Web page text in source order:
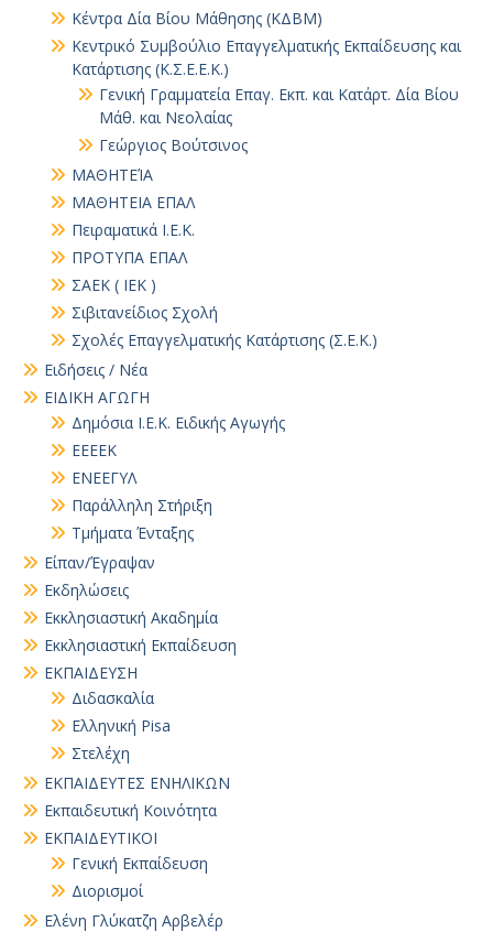
Κέντρα Δία Βίου Μάθησης (ΚΔΒΜ)
Κεντρικό Συμβούλιο Επαγγελματικής Εκπαίδευσης και
Κατάρτισης (Κ.Σ.Ε.Ε.Κ.)
Γενική Γραμματεία Επαγ. Εκπ. και Κατάρτ. Δία Βίου
Μάθ. και Νεολαίας
Γεώργιος Βούτσινος
ΜΑΘΗΤΕΊΑ
ΜΑΘΗΤΕΙΑ ΕΠΑΛ
Πειραματικά Ι.Ε.Κ.
ΠΡΟΤΥΠΑ ΕΠΑΛ
ΣΑΕΚ ( ΙΕΚ )
Σιβιτανείδιος Σχολή
Σχολές Επαγγελματικής Κατάρτισης (Σ.Ε.Κ.)
Ειδήσεις / Νέα
ΕΙΔΙΚΗ ΑΓΩΓΗ
Δημόσια Ι.Ε.Κ. Ειδικής Αγωγής
ΕΕΕΕΚ
ΕΝΕΕΓΥΛ
Παράλληλη Στήριξη
Τμήματα Ένταξης
Είπαν/Έγραψαν
Εκδηλώσεις
Εκκλησιαστική Ακαδημία
Εκκλησιαστική Εκπαίδευση
ΕΚΠΑΙΔΕΥΣΗ
Διδασκαλία
Ελληνική Pisa
Στελέχη
ΕΚΠΑΙΔΕΥΤΕΣ ΕΝΗΛΙΚΩΝ
Εκπαιδευτική Κοινότητα
ΕΚΠΑΙΔΕΥΤΙΚΟΙ
Γενική Εκπαίδευση
Διορισμοί
Ελένη Γλύκατζη Αρβελέρ